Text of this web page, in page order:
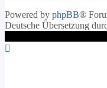
Powered by phpBB®
Deutsche Übersetzung